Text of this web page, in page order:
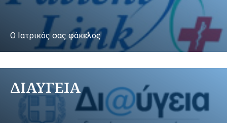
Ο Ιατρικός σας φάκελος
ΔΙΑΥΓΕΙΑ